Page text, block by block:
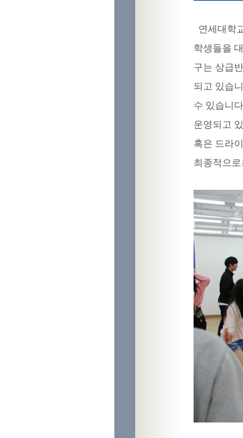
연세대학
학생들을
구는 상급
되고 있습
수 있습니다
운영되고
혹은 드라
최종적으